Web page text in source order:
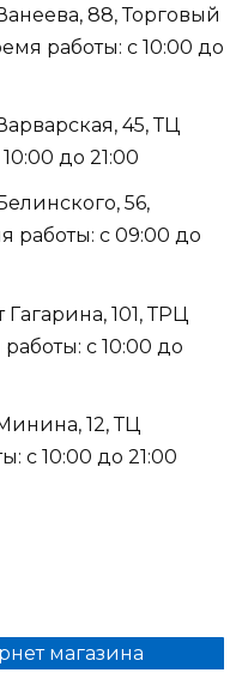
88, Торговый
работы: с 10:00 до
45, ТЦ
до 21:00
56,
работы: с 09:00 до
101, ТРЦ
с 10:00 до
12, ТЦ
с 10:00 до 21:00
магазина